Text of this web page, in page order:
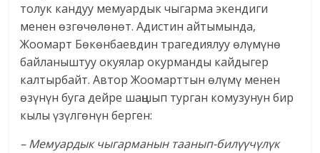
толук кандуу мемуардык чыгарма экендиги
менен өзгөчөлөнөт. Адистин айтымында,
Жоомарт Бөкөнбаевдин трагедиялуу өлүмүнө
байланыштуу окуялар окурманды кайдыгер
калтырбайт. Автор Жоомарттын өлүмү менен
өзүнүн буга дейре шаңшып турган комузунун бир
кылы үзүлгөнүн берген:
– Мемуардык чыгарманын таанып-билүүчүлүк